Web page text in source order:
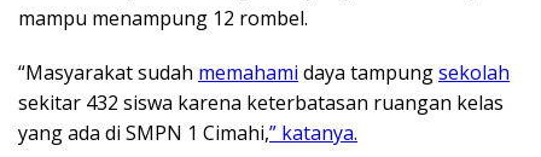
mampu menampung 12 rombel.
“Masyarakat sudah memahami daya tampungsekolah
sekitar 432 siswa karena keterbatasan ruangan kelas
yang ada di SMPN 1 Cimahi,” katanya.